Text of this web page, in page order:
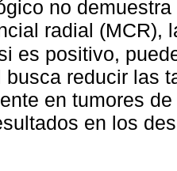
no
radial (MCR),
es positivo,
busca reducir las
en tumores
en los